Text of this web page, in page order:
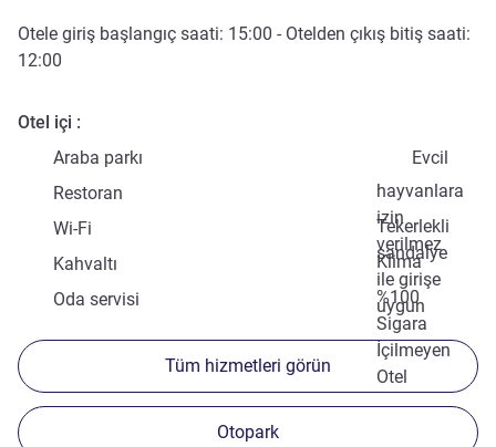
Otele giriş başlangıç saati: 15:00 - Otelden çıkış bitiş saati:
12:00
Otel içi
Araba parkı
Evcil
hayvanlara
izin
verilmez
Restoran
Tekerlekli
sandalye
ile girişe
uygun
Wi-Fi
Klima
Kahvaltı
%100
Sigara
İçilmeyen
Otel
Oda servisi
Tüm hizmetleri görün
Otopark